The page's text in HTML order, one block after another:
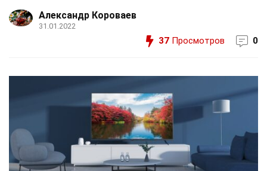
Александр Короваев
31.01.2022
37 Просмотров 0